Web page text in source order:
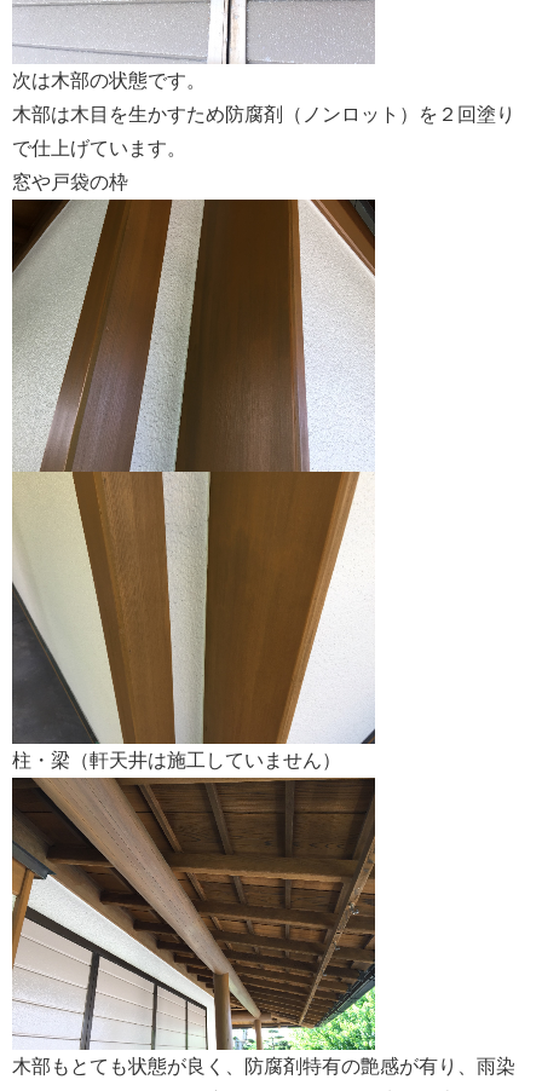
次は木部の状態です。
木部は木目を生かすため防腐剤（ノンロット）を２回塗り
で仕上げています。
窓や戸袋の枠
柱・梁（軒天井は施工していません）
木部もとても状態が良く、防腐剤特有の艶感が有り、雨染